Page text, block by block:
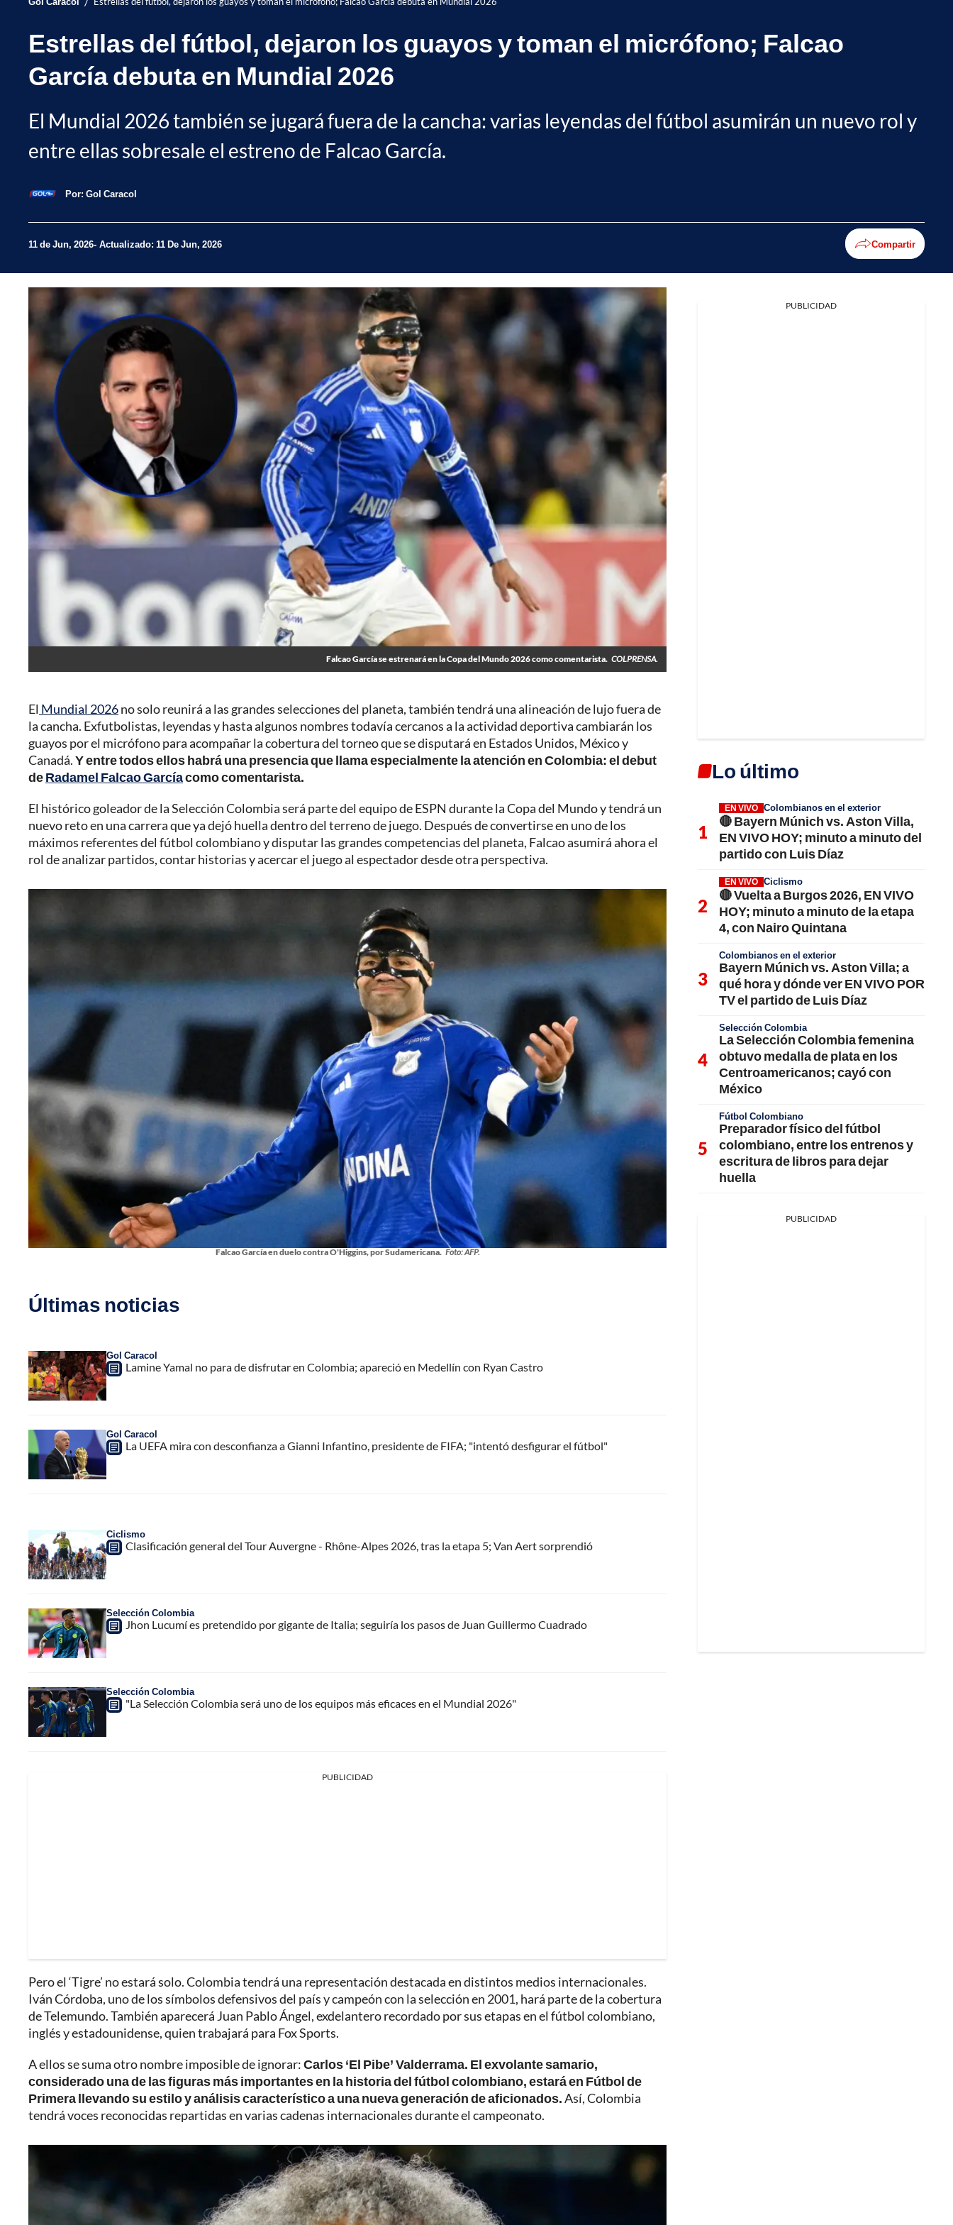
Estrellas del fútbol, dejaron los guayos y toman el micrófono; Falcao
García debuta en Mundial 2026
El Mundial 2026 también se jugará fuera de la cancha: varias leyendas del fútbol asumirán un nuevo rol y
entre ellas sobresale el estreno de Falcao García.
Por: Gol Caracol
11 de Jun, 2026 Actualizado: 11 De Jun, 2026 Compartir
Falcao García se estrenará en la Copa del Mundo 2026 como comentarista. COLPRENSA.
El Mundial 2026no solo reunirá a las grandes selecciones del planeta, también tendrá una alineación de lujo fuera de
la cancha. Exfutbolistas, leyendas y hasta algunos nombres todavía cercanos a la actividad deportiva cambiarán los
guayos por el micrófono para acompañar la cobertura del torneo que se disputará en Estados Unidos, México y
Canadá.Y entre todos ellos habrá una presencia que llama especialmente la atención en Colombia: el debut
deRadamel Falcao Garcíacomo comentarista.
El histórico goleador de la Selección Colombia será parte del equipo de ESPN durante la Copa del Mundo y tendrá un
nuevo reto en una carrera que ya dejó huella dentro del terreno de juego. Después de convertirse en uno de los
máximos referentes del fútbol colombiano y disputar las grandes competencias del planeta, Falcao asumirá ahora el
rol de analizar partidos, contar historias y acercar el juego al espectador desde otra perspectiva.
Falcao García en duelo contra O'Higgins, por Sudamericana. Foto: AFP.
Últimas noticias
Gol Caracol
Lamine Yamal no para de disfrutar en Colombia; apareció en Medellín con Ryan Castro
Gol Caracol
La UEFA mira con desconfianza a Gianni Infantino, presidente de FIFA; "intentó desfigurar el fútbol"
Ciclismo
Clasificación general del Tour Auvergne - Rhône-Alpes 2026, tras la etapa 5; Van Aert sorprendió
Selección Colombia
Jhon Lucumí es pretendido por gigante de Italia; seguiría los pasos de Juan Guillermo Cuadrado
Selección Colombia
"La Selección Colombia será uno de los equipos más eficaces en el Mundial 2026"
PUBLICIDAD
Pero el ‘Tigre’ no estará solo. Colombia tendrá una representación destacada en distintos medios internacionales.
Iván Córdoba, uno de los símbolos defensivos del país y campeón con la selección en 2001, hará parte de la cobertura
de Telemundo. También aparecerá Juan Pablo Ángel, exdelantero recordado por sus etapas en el fútbol colombiano,
inglés y estadounidense, quien trabajará para Fox Sports.
A ellos se suma otro nombre imposible de ignorar:Carlos ‘El Pibe’ Valderrama. El exvolante samario,
considerado una de las figuras más importantes en la historia del fútbol colombiano, estará en Fútbol de
Primera llevando su estilo y análisis característico a una nueva generación de aficionados.Así, Colombia
tendrá voces reconocidas repartidas en varias cadenas internacionales durante el campeonato.
PUBLICIDAD
Lo último
EN VIVO Colombianos en el exterior
🔴 Bayern Múnich vs. Aston Villa,
EN VIVO HOY; minuto a minuto del
partido con Luis Díaz
EN VIVO Ciclismo
🔴 Vuelta a Burgos 2026, EN VIVO
HOY; minuto a minuto de la etapa
4, con Nairo Quintana
Colombianos en el exterior
Bayern Múnich vs. Aston Villa; a
qué hora y dónde ver EN VIVO POR
TV el partido de Luis Díaz
Selección Colombia
La Selección Colombia femenina
obtuvo medalla de plata en los
Centroamericanos; cayó con
México
Fútbol Colombiano
Preparador físico del fútbol
colombiano, entre los entrenos y
escritura de libros para dejar
huella
PUBLICIDAD